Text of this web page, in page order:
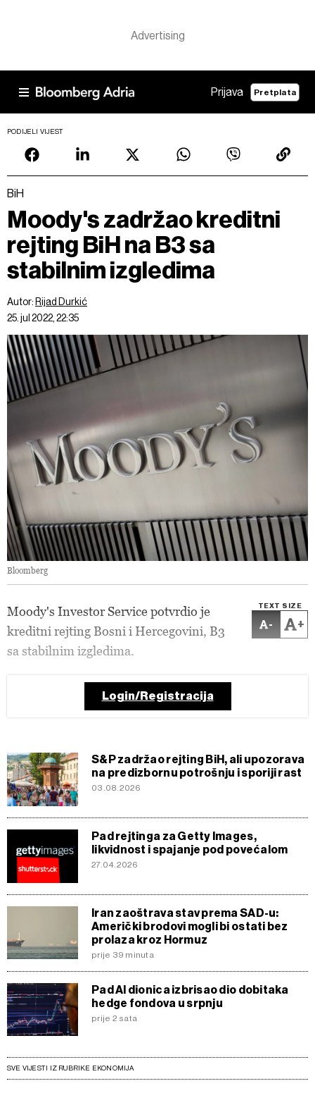
Prijava Pretplata
PODIJELI VIJEST
BiH
Moody's zadržao kreditni
rejting BiH na B3 sa
stabilnim izgledima
Autor: Rijad Durkić
25. jul 2022, 22:35
Bloomberg
TEXT SIZE
- +
Moody's Investor Service potvrdio je
kreditni rejting Bosni i Hercegovini, B3
sa stabilnim izgledima.
Login/Registracija
S&P zadržao rejting BiH, ali upozorava
na predizbornu potrošnju i sporiji rast
03.08.2026
Pad rejtinga za Getty Images,
likvidnost i spajanje pod povećalom
27.04.2026
Iran zaoštrava stav prema SAD-u:
Američki brodovi mogli bi ostati bez
prolaza kroz Hormuz
prije 39 minuta
Pad AI dionica izbrisao dio dobitaka
hedge fondova u srpnju
prije 2 sata
SVE VIJESTI IZ RUBRIKE EKONOMIJA